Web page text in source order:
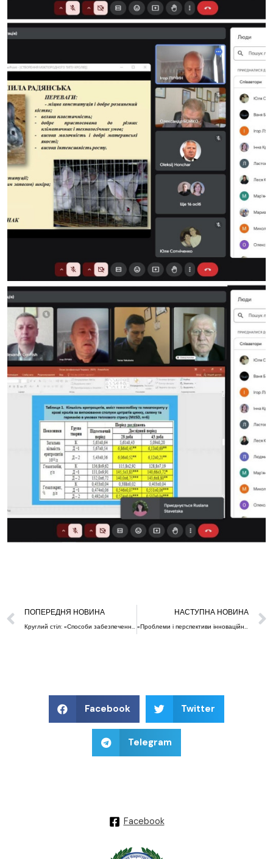
ПОПЕРЕДНЯ НОВИНА
Круглий стіл: «Способи забезпечення нормативного повітрообміну для різних типів свинарників у літню пору року».
НАСТУПНА НОВИНА
«Проблеми і перспективи інноваційного розвитку галузей кролівництва та звірівництва» (2025)
Facebook Twitter
Telegram
Facebook